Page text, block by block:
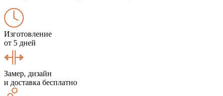
Изготовление
от 5 дней
Замер, дизайн
и доставка бесплатно